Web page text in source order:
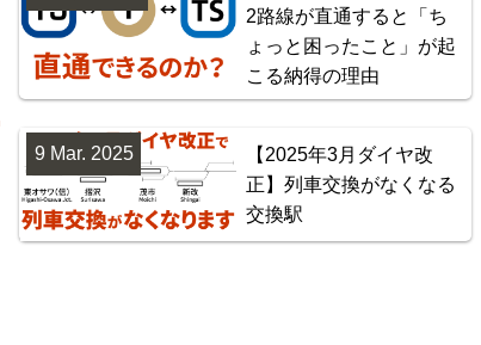
2路線が直通すると「ち
ょっと困ったこと」が起
こる納得の理由
【2025年3月ダイヤ改
正】列車交換がなくなる
交換駅
9 Mar. 2025